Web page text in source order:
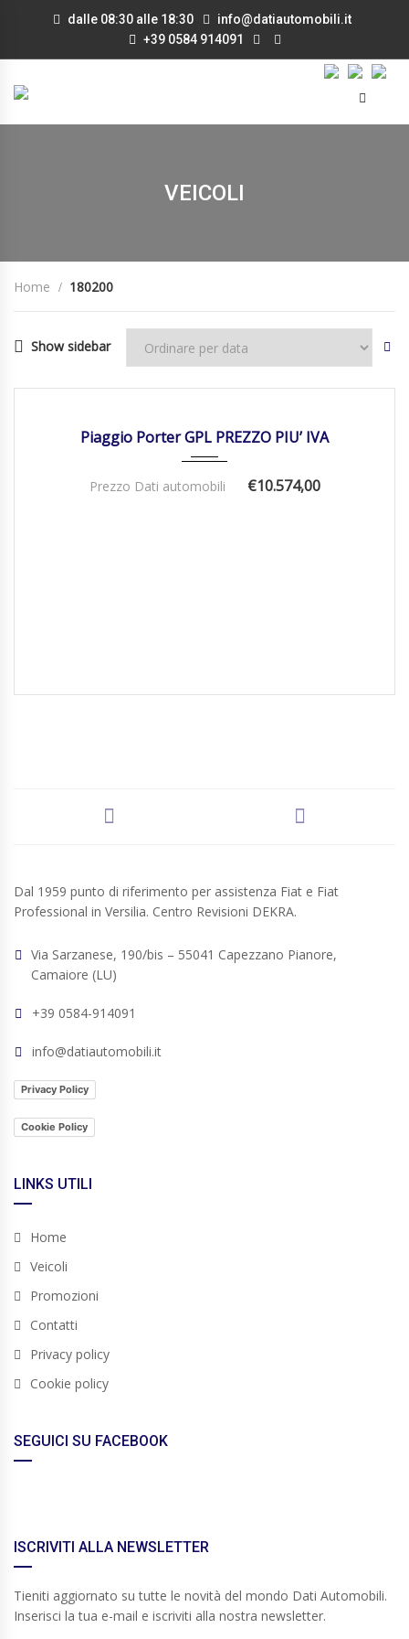
dalle 08:30 alle 18:30
info@datiautomobili.it
+39 0584 914091
VEICOLI
Home 180200
Show sidebar
Piaggio Porter GPL PREZZO PIU’ IVA
Prezzo Dati automobili €10.574,00
Dal 1959 punto di riferimento per assistenza Fiat e Fiat
Professional in Versilia. Centro Revisioni DEKRA.
Via Sarzanese, 190/bis – 55041 Capezzano Pianore,
Camaiore (LU)
+39 0584-914091
info@datiautomobili.it
Privacy Policy
Cookie Policy
LINKS UTILI
Home
Veicoli
Promozioni
Contatti
Privacy policy
Cookie policy
SEGUICI SU FACEBOOK
ISCRIVITI ALLA NEWSLETTER
Tieniti aggiornato su tutte le novità del mondo Dati Automobili.
Inserisci la tua e-mail e iscriviti alla nostra newsletter.